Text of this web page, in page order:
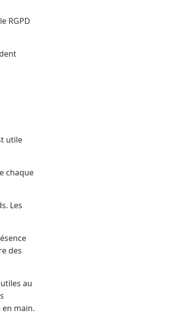
RGPD
utile
chaque
Les
des
au
main.